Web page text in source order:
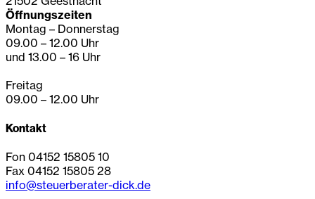
Öffnungszeiten
Montag – Donnerstag
09.00 – 12.00 Uhr
und 13.00 – 16 Uhr
Freitag
09.00 – 12.00 Uhr
Kontakt
Fon 04152 15805 10
Fax 04152 15805 28
info@steuerberater-dick.de